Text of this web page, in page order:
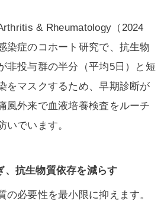
& Rheumatology（2024
染症のコホート研究で、抗生物
非投与群の半分（平均5日）と短
をマスクするため、早期診断が
風外来で血液培養検査をルーチ
いでいます。
、抗生物質依存を減らす
の必要性を最小限に抑えます。